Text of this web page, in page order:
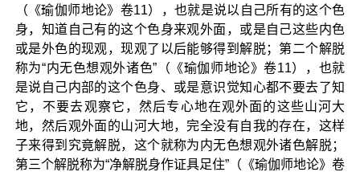
（《瑜伽师地论》卷11），也就是说以自己所有的这个色
身，知道自己有的这个色身来观外面，或是自己这些内色
或是外色的现观，现观了以后能够得到解脱；第二个解脱
称为“内无色想观外诸色”（《瑜伽师地论》卷11），也就
是说自己内部的这个色身、或是意识觉知心都不要去了知
它，不要去观察它，然后专心地在观外面的这些山河大
地，然后观外面的山河大地，完全没有自我的存在，这样
子来得到究竟解脱，这个就称为内无色想观外诸色解脱；
第三个解脱称为“净解脱身作证具足住”（《瑜伽师地论》卷